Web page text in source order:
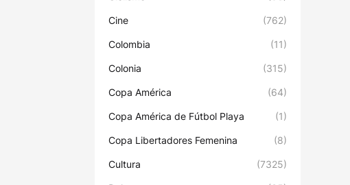
Cine (762)
Colombia (11)
Colonia (315)
Copa América (64)
Copa América de Fútbol Playa (1)
Copa Libertadores Femenina (8)
Cultura (7325)